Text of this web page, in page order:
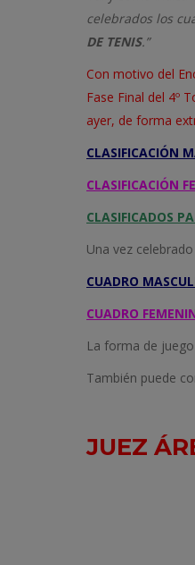
celebrados los
DE TENIS.”
Con motivo del
Fase Final del 4º
ayer, de forma
CLASIFICACIÓN
CLASIFICACIÓN
CLASIFICADOS
Una vez
CUADRO
CUADRO
La forma de
También puede
JUEZ